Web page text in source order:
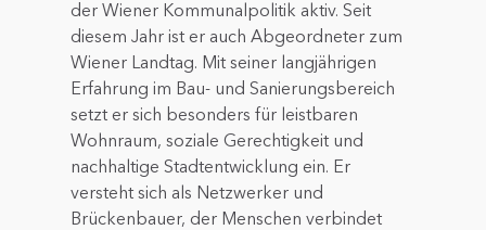
der Wiener Kommunalpolitik aktiv. Seit
diesem Jahr ist er auch Abgeordneter zum
Wiener Landtag. Mit seiner langjährigen
Erfahrung im Bau- und Sanierungsbereich
setzt er sich besonders für leistbaren
Wohnraum, soziale Gerechtigkeit und
nachhaltige Stadtentwicklung ein. Er
versteht sich als Netzwerker und
Brückenbauer, der Menschen verbindet